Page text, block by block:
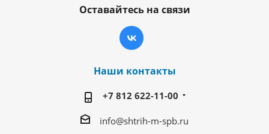
Оставайтесь на связи
Наши контакты
+7 812 622-11-00
info@shtrih-m-spb.ru